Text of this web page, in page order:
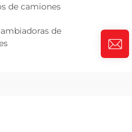
de camiones
de